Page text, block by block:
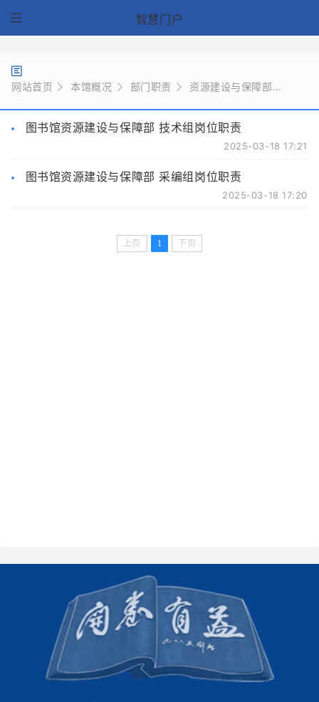
智慧门户
网站首页 本馆概况 部门职责 资源建设与保障部
图书馆资源建设与保障部 技术组岗位职责
2025-03-18 17:21
图书馆资源建设与保障部 采编组岗位职责
2025-03-18 17:20
上页 1 下页